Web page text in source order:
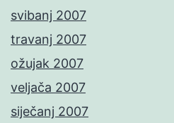
svibanj 2007
travanj 2007
ožujak 2007
veljača 2007
siječanj 2007